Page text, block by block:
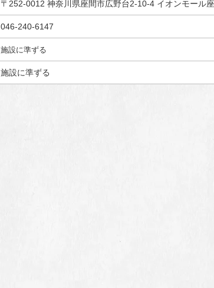
〒252-0012 神奈川県座間市広野台2-10-4 イオンモール
046-240-6147
施設に準ずる
施設に準ずる